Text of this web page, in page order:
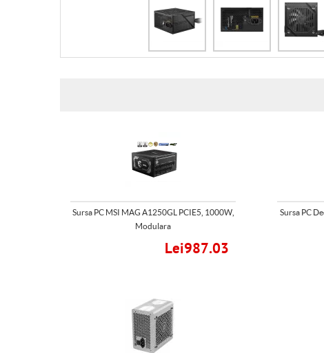
Sursa PC MSI MAG A1250GL PCIE5, 1000W,
Modulara
Lei987.03
Sursa PC